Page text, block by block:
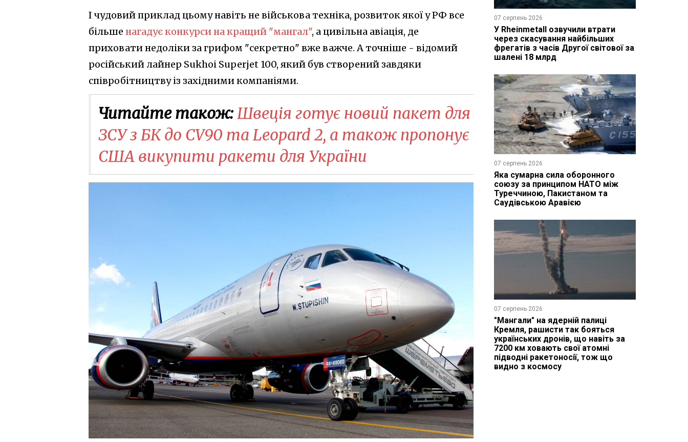
І чудовий приклад цьому навіть не військова техніка, розвиток якої у РФ все
більше нагадує конкурси на кращий "мангал", а цивільна авіація, де
приховати недоліки за грифом "секретно" вже важче. А точніше - відомий
російський лайнер Sukhoi Superjet 100, який був створений завдяки
співробітництву із західними компаніями.
Читайте також:Швеція готує новий пакет для
ЗСУ з БК до CV90 та Leopard 2, а також пропонує
США викупити ракети для України
07 серпень 2026
У Rheinmetall озвучили втрати
через скасування найбільших
фрегатів з часів Другої світової за
шалені 18 млрд
07 серпень 2026
Яка сумарна сила оборонного
союзу за принципом НАТО між
Туреччиною, Пакистаном та
Саудівською Аравією
07 серпень 2026
"Мангали" на ядерній палиці
Кремля, рашисти так бояться
українських дронів, що навіть за
7200 км ховають свої атомні
підводні ракетоносії, тож що
видно з космосу